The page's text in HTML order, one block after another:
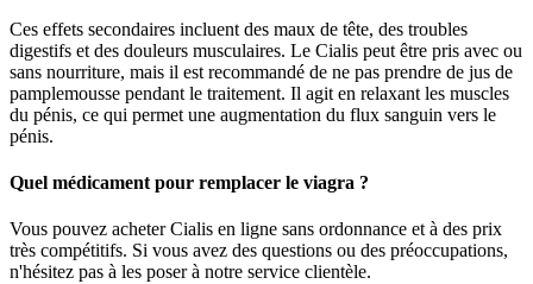
Ces effets secondaires incluent des maux de tête, des troubles
digestifs et des douleurs musculaires. Le Cialis peut être pris avec ou
sans nourriture, mais il est recommandé de ne pas prendre de jus de
pamplemousse pendant le traitement. Il agit en relaxant les muscles
du pénis, ce qui permet une augmentation du flux sanguin vers le
pénis.
Quel médicament pour remplacer le viagra ?
Vous pouvez acheter Cialis en ligne sans ordonnance et à des prix
très compétitifs. Si vous avez des questions ou des préoccupations,
n'hésitez pas à les poser à notre service clientèle.